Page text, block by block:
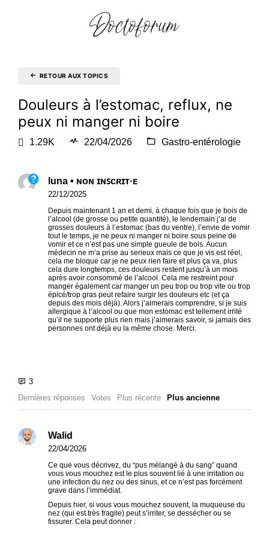
RETOUR AUX TOPICS
Douleurs à l’estomac, reflux, ne
peux ni manger ni boire
1.29K 22/04/2026 Gastro-entérologie
luna • ɴᴏɴ ɪɴꜱᴄʀɪᴛ·ᴇ
22/12/2025
Depuis maintenant 1 an et demi, à chaque fois que je bois de
l’alcool (de grosse ou petite quantité), le lendemain j’ai de
grosses douleurs à l’estomac (bas du ventre), l’envie de vomir
tout le temps, je ne peux ni manger ni boire sous peine de
vomir et ce n’est pas une simple gueule de bois. Aucun
médecin ne m’a prise au serieux mais ce que je vis est réel,
cela me bloque car je ne peux rien faire et plus ça va, plus
cela dure longtemps, ces douleurs restent jusqu’à un mois
après avoir consommé de l’alcool. Cela me restreint pour
manger également car manger un peu trop ou trop vite ou trop
épicé/trop gras peut refaire surgir les douleurs etc (et ça
depuis des mois déjà). Alors j’aimerais comprendre, si je suis
allergique à l’alcool ou que mon estomac est tellement irrité
qu’il ne supporte plus rien mais j’aimerais savoir, si jamais des
personnes ont déjà eu la même chose. Merci.
Dernières réponses Votes Plus récente Plus ancienne
Walid
22/04/2026
Ce que vous décrivez, du “pus mélangé à du sang” quand
vous vous mouchez est le plus souvent lié à une irritation ou
une infection du nez ou des sinus, et ce n’est pas forcément
grave dans l’immédiat.
Depuis hier, si vous vous mouchez souvent, la muqueuse du
nez (qui est très fragile) peut s’irriter, se dessécher ou se
fissurer. Cela peut donner :